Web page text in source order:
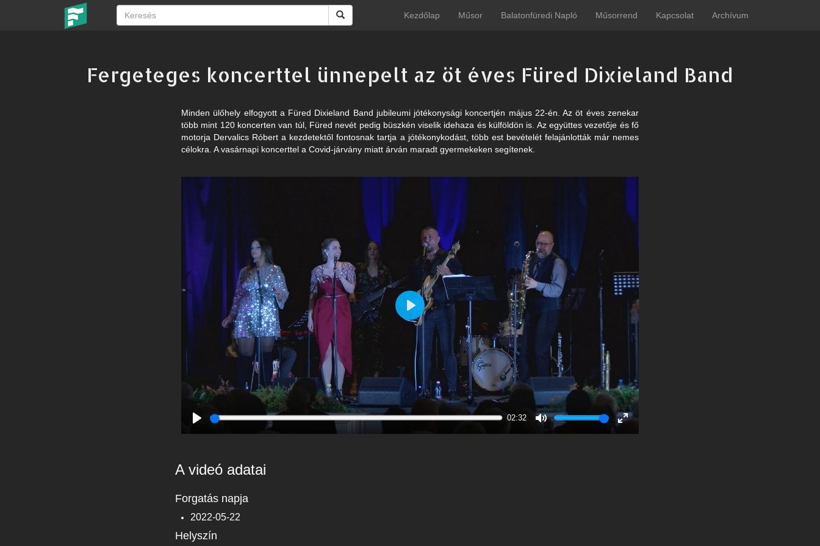
Kezdőlap Műsor Balatonfüredi Napló Műsorrend Kapcsolat Archívum
Fergeteges koncerttel ünnepelt az öt éves Füred Dixieland Band
Minden ülőhely elfogyott a Füred Dixieland Band jubileumi jótékonysági koncertjén május 22-én. Az öt éves zenekar
több mint 120 koncerten van túl, Füred nevét pedig büszkén viselik idehaza és külföldön is. Az együttes vezetője és fő
motorja Dervalics Róbert a kezdetektől fontosnak tartja a jótékonykodást, több est bevételét felajánlották már nemes
célokra. A vasárnapi koncerttel a Covid-járvány miatt árván maradt gyermekeken segítenek.
02:32
Mute
Play
A videó adatai
Forgatás napja
2022-05-22
Helyszín